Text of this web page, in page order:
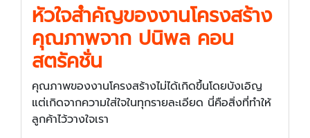
หัวใจสำคัญของงานโครงสร้าง
คุณภาพจาก ปนิพล คอน
สตรัคชั่น
คุณภาพของงานโครงสร้างไม่ได้เกิดขึ้นโดยบังเอิญ
แต่เกิดจากความใส่ใจในทุกรายละเอียด นี่คือสิ่งที่ทำให้
ลูกค้าไว้วางใจเรา